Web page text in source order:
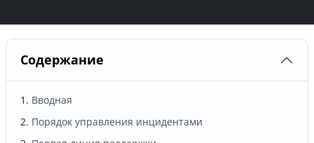
Содержание
Вводная
Порядок управления инцидентами